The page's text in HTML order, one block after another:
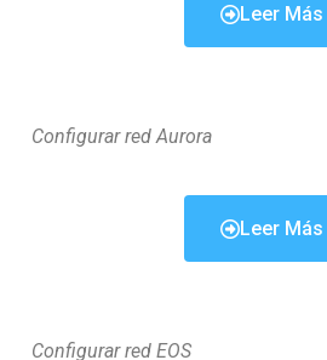
Leer Más
Configurar red Aurora
Leer Más
Configurar red EOS